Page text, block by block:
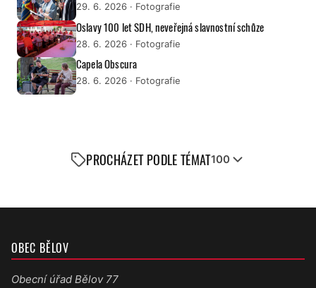
29. 6. 2026 · Fotografie
Oslavy 100 let SDH, neveřejná slavnostní schůze
28. 6. 2026 · Fotografie
Capela Obscura
28. 6. 2026 · Fotografie
PROCHÁZET PODLE TÉMAT100
OBEC BĚLOV
Obecní úřad Bělov 77